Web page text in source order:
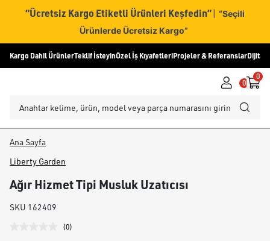
“Ücretsiz Kargo Etiketli Ürünleri Keşfedin” | “Seçili
Ürünlerde Ücretsiz Kargo”
Kargo Dahil ÜrünlerTeklif İsteyinÖzel İş KıyafetleriProjeler & ReferanslarDijital
0
0
Ana Sayfa
Liberty Garden
Ağır Hizmet Tipi Musluk Uzatıcısı
SKU 162409
(0)